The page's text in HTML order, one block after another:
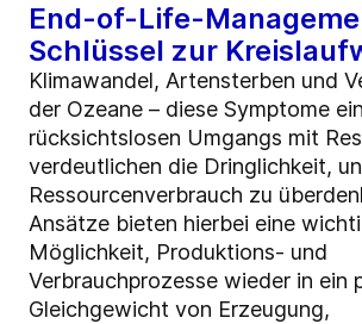
End-of-Life-
Schlüssel zur
Klimawandel, Artensterben und
der Ozeane – diese Symptome
rücksichtslosen Umgangs mit
verdeutlichen die Dringlichkeit,
Ressourcenverbrauch zu
Ansätze bieten hierbei eine
Möglichkeit, Produktions- und
Verbrauchprozesse wieder in ein
Gleichgewicht von Erzeugung,